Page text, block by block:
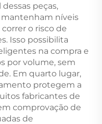
peças,
níveis
o risco de
Isso possibilita
na compra e
por volume, sem
Em quarto lugar,
protegem a
fabricantes de
comprovação de
de